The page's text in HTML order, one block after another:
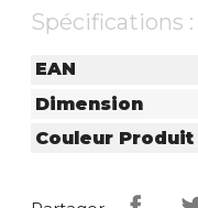
Spécifications :
EAN
Dimension
Couleur Produit